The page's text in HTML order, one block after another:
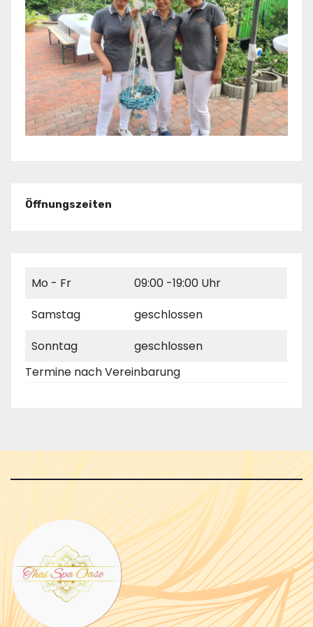
Öffnungszeiten
Mo - Fr
09:00 -19:00 Uhr
Samstag
geschlossen
Sonntag
geschlossen
Termine nach Vereinbarung